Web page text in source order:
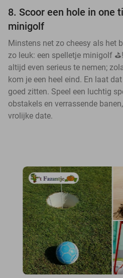
8. Scoor een hole in one
minigolf
Minstens net zo cheesy als het
zo leuk: een spelletje minigolf
altijd even serieus te nemen;
kom je een heel eind. En laat
goed zitten. Speel een luchtig
obstakels en verrassende
vrolijke date.